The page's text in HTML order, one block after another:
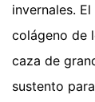
invernales.
colágeno de
caza de
sustento